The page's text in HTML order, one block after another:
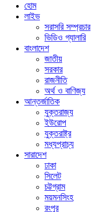
হোম
লাইভ
সরাসরি সম্প্রচার
ভিডিও গ্যালারি
বাংলাদেশ
জাতীয়
সরকার
রাজনীতি
অর্থ ও বাণিজ্য
আন্তর্জাতিক
যুক্তরাজ্য
ইউরোপ
যুক্তরাষ্ট্র
মধ্যপ্রাচ্য
সারাদেশ
ঢাকা
সিলেট
চট্টগ্রাম
ময়মনসিংহ
রংপুর